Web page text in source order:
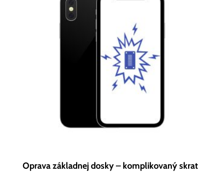
Oprava základnej dosky – komplikovaný skrat